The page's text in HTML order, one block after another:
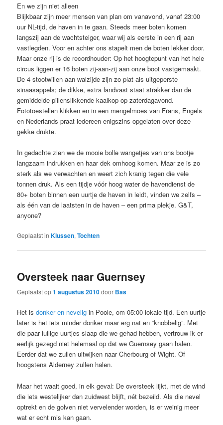
En we zijn niet alleen
Blijkbaar zijn meer mensen van plan om vanavond, vanaf 23:00
uur NL-tijd, de haven in te gaan. Steeds meer boten komen
langszij aan de wachtsteiger, waar wij als eerste in een rij aan
vastlegden. Voor en achter ons stapelt men de boten lekker door.
Maar onze rij is de recordhouder: Op het hoogtepunt van het hele
circus liggen er 16 boten zij-aan-zij aan onze boot vastgemaakt.
De 4 stootwillen aan walzijde zijn zo plat als uitgeperste
sinaasappels; de dikke, extra landvast staat strakker dan de
gemiddelde pillenslikkende kaalkop op zaterdagavond.
Fototoestellen klikken en in een mengelmoes van Frans, Engels
en Nederlands praat iedereen enigszins opgelaten over deze
gekke drukte.
In gedachte zien we de mooie bolle wangetjes van ons bootje
langzaam indrukken en haar dek omhoog komen. Maar ze is zo
sterk als we verwachten en weert zich kranig tegen die vele
tonnen druk. Als een tijdje vóór hoog water de havendienst de
80+ boten binnen een uurtje de haven in leidt, vinden we zelfs –
als één van de laatsten in de haven – een prima plekje. G&T,
anyone?
Geplaatst in Klussen,Tochten
Oversteek naar Guernsey
Geplaatst op1 augustus 2010door Bas
Het isdonker en nevelig in Poole, om 05:00 lokale tijd. Een uurtje
later is het iets minder donker maar erg nat en “knobbelig”. Met
die paar lullige uurtjes slaap die we gehad hebben, vertrouw ik er
eerlijk gezegd niet helemaal op dat we Guernsey gaan halen.
Eerder dat we zullen uitwijken naar Cherbourg of Wight. Of
hoogstens Alderney zullen halen.
Maar het waait goed, in elk geval: De oversteek lijkt, met de wind
die iets westelijker dan zuidwest blijft, nét bezeild. Als die nevel
optrekt en de golven niet vervelender worden, is er weinig meer
wat er echt mis kan gaan.